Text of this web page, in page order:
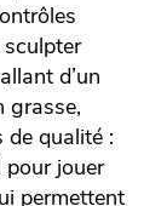
d’un
grasse,
qualité :
pour jouer
permettent